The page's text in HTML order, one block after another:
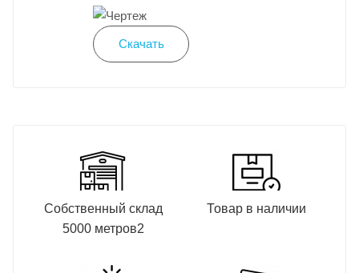
Скачать
Собственный склад
5000 метров2
Товар в наличии